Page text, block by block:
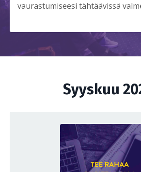
vaurastumiseesi tähtäävissä
Syyskuu